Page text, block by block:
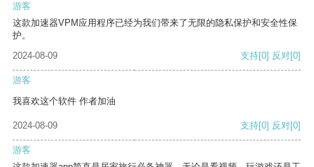
游客
这款加速器VPM应用程序已经为我们带来了无限的隐私保护和安全性保
护。
2024-08-09
支持[0] 反对[0]
游客
我喜欢这个软件 作者加油
2024-08-09 支持[0] 反对[0]
游客